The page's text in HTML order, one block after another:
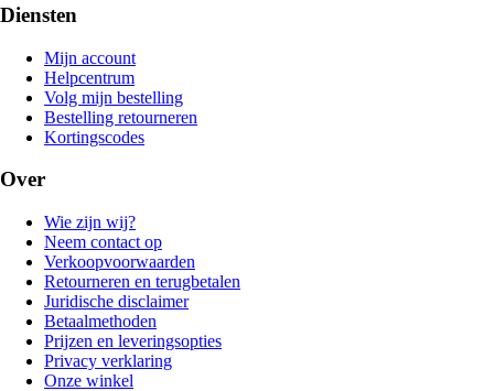
Diensten
Mijn account
Helpcentrum
Volg mijn bestelling
Bestelling retourneren
Kortingscodes
Over
Wie zijn wij?
Neem contact op
Verkoopvoorwaarden
Retourneren en terugbetalen
Juridische disclaimer
Betaalmethoden
Prijzen en leveringsopties
Privacy verklaring
Onze winkel